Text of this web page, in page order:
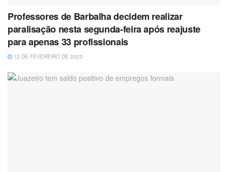
Professores de Barbalha decidem realizar
paralisação nesta segunda-feira após reajuste
para apenas 33 profissionais
12 DE FEVEREIRO DE 2023